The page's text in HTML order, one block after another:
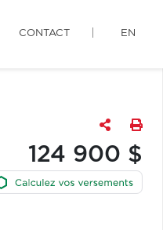
CONTACT EN
124 900 $